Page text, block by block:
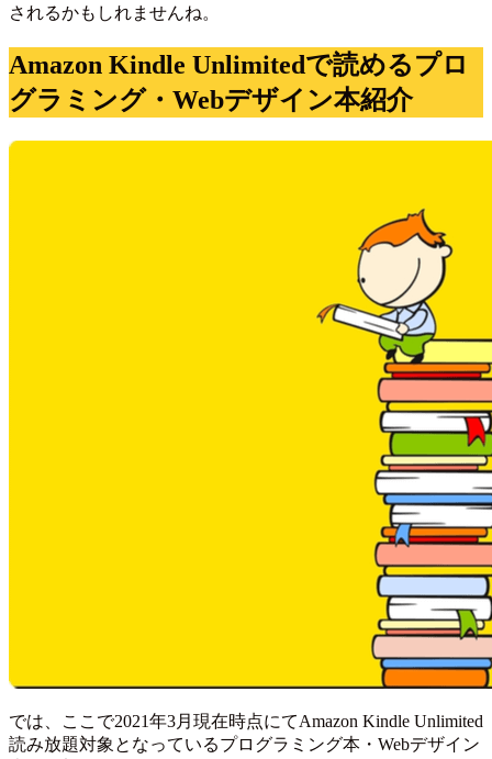
されるかもしれませんね。
Amazon Kindle Unlimitedで読めるプロ
グラミング・Webデザイン本紹介
では、ここで2021年3月現在時点にてAmazon Kindle Unlimited
読み放題対象となっているプログラミング本・Webデザイン